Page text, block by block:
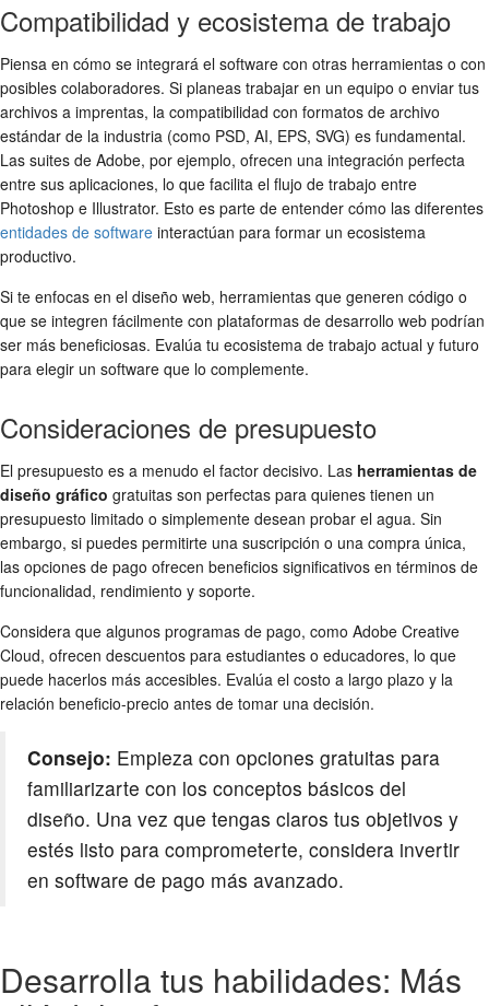
Compatibilidad y ecosistema de trabajo
Piensa en cómo se integrará el software con otras herramientas o con
posibles colaboradores. Si planeas trabajar en un equipo o enviar tus
archivos a imprentas, la compatibilidad con formatos de archivo
estándar de la industria (como PSD, AI, EPS, SVG) es fundamental.
Las suites de Adobe, por ejemplo, ofrecen una integración perfecta
entre sus aplicaciones, lo que facilita el flujo de trabajo entre
Photoshop e Illustrator. Esto es parte de entender cómo las diferentes
entidades de software interactúan para formar un ecosistema
productivo.
Si te enfocas en el diseño web, herramientas que generen código o
que se integren fácilmente con plataformas de desarrollo web podrían
ser más beneficiosas. Evalúa tu ecosistema de trabajo actual y futuro
para elegir un software que lo complemente.
Consideraciones de presupuesto
El presupuesto es a menudo el factor decisivo. Las herramientas de
diseño gráfico gratuitas son perfectas para quienes tienen un
presupuesto limitado o simplemente desean probar el agua. Sin
embargo, si puedes permitirte una suscripción o una compra única,
las opciones de pago ofrecen beneficios significativos en términos de
funcionalidad, rendimiento y soporte.
Considera que algunos programas de pago, como Adobe Creative
Cloud, ofrecen descuentos para estudiantes o educadores, lo que
puede hacerlos más accesibles. Evalúa el costo a largo plazo y la
relación beneficio-precio antes de tomar una decisión.
Consejo: Empieza con opciones gratuitas para
familiarizarte con los conceptos básicos del
diseño. Una vez que tengas claros tus objetivos y
estés listo para comprometerte, considera invertir
en software de pago más avanzado.
Desarrolla tus habilidades: Más